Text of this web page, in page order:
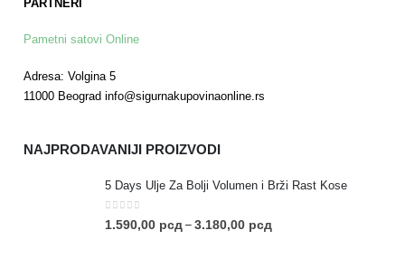
PARTNERI
Pametni satovi Online
Adresa: Volgina 5
11000 Beograd info@sigurnakupovinaonline.rs
NAJPRODAVANIJI PROIZVODI
5 Days Ulje Za Bolji Volumen i Brži Rast Kose
0 out of 5
1.590,00 рсд – 3.180,00 рсд